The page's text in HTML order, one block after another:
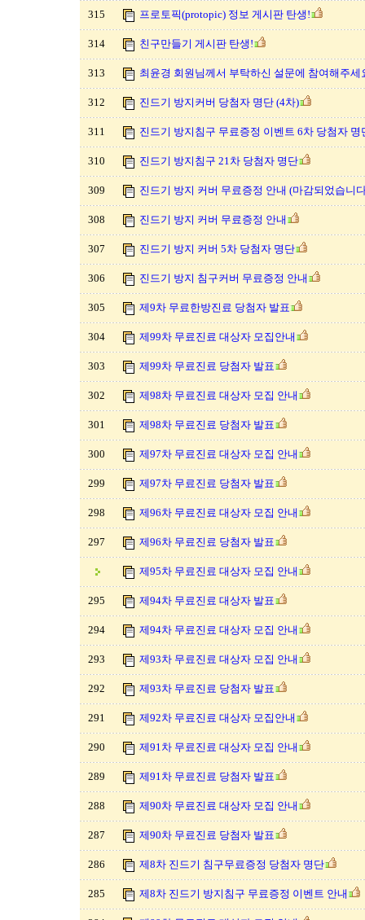
315 프로토픽(protopic) 정보 게시판 탄생!
314 친구만들기 게시판 탄생!
313 최윤경 회원님께서 부탁하신 설문에 참여해주세
312 진드기 방지커버 당첨자 명단 (4차)
311 진드기 방지침구 무료증정 이벤트 6차 당첨자 명
310 진드기 방지침구 21차 당첨자 명단
309 진드기 방지 커버 무료증정 안내 (마감되었습니
308 진드기 방지 커버 무료증정 안내
307 진드기 방지 커버 5차 당첨자 명단
306 진드기 방지 침구커버 무료증정 안내
305 제9차 무료한방진료 당첨자 발표
304 제99차 무료진료 대상자 모집안내
303 제99차 무료진료 당첨자 발표
302 제98차 무료진료 대상자 모집 안내
301 제98차 무료진료 당첨자 발표
300 제97차 무료진료 대상자 모집 안내
299 제97차 무료진료 당첨자 발표
298 제96차 무료진료 대상자 모집 안내
297 제96차 무료진료 당첨자 발표
제95차 무료진료 대상자 모집 안내
295 제94차 무료진료 대상자 발표
294 제94차 무료진료 대상자 모집 안내
293 제93차 무료진료 대상자 모집 안내
292 제93차 무료진료 당첨자 발표
291 제92차 무료진료 대상자 모집안내
290 제91차 무료진료 대상자 모집 안내
289 제91차 무료진료 당첨자 발표
288 제90차 무료진료 대상자 모집 안내
287 제90차 무료진료 당첨자 발표
286 제8차 진드기 침구무료증정 당첨자 명단
285 제8차 진드기 방지침구 무료증정 이벤트 안내